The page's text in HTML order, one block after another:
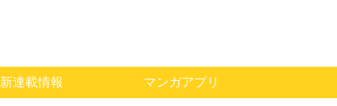
新連載情報 マンガアプリ